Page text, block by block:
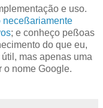
e uso.
neceßariamente
; e conheço peßoas
do que eu,
mas apenas uma
o nome Google.